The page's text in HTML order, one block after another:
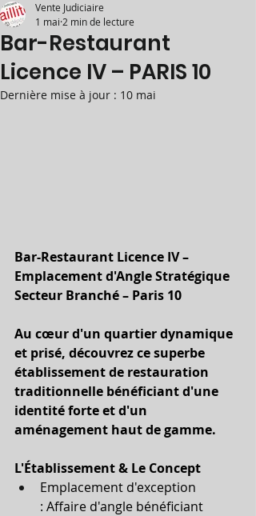
Bar-Restaurant
Licence IV – PARIS 10
Vente Judiciaire
1 mai 2 min de lecture
Dernière mise à jour : 10 mai
Bar-Restaurant Licence IV –
Emplacement d'Angle Stratégique
Secteur Branché – Paris 10
Au cœur d'un quartier dynamique
et prisé, découvrez ce superbe
établissement de restauration
traditionnelle bénéficiant d'une
identité forte et d'un
aménagement haut de gamme.
L'Établissement & Le Concept
Emplacement d'exception
: Affaire d'angle bénéficiant